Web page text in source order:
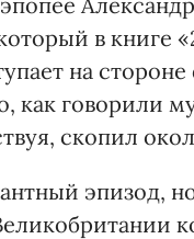
в книге
на
как говорили
скопил
эпизод,